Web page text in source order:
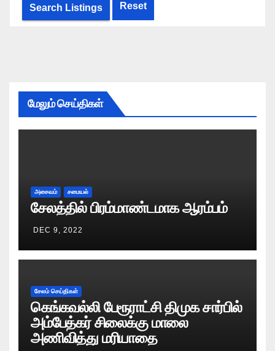
Search Listings Reset
மேலும் செய்திகள்
அசைவம் சமையல்
சேலத்தில் பிரம்மாண்டமாக ஆரம்பம்
DEC 9, 2022
சேலம் செய்திகள்
கெங்கவல்லி பேரூராட்சி திமுக சார்பில்
அம்பேத்கர் சிலைக்கு மாலை
அணிவித்து மரியாதை